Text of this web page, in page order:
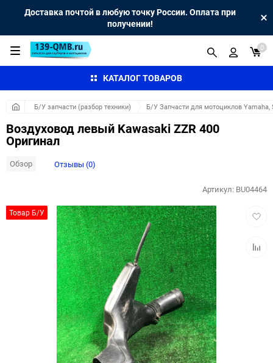
Доставка почтой в любую точку России. Оплата при
получении!
КАТАЛОГ ТОВАРОВ
0
Б/У запчасти (разбор техники) Б/У Запчасти для мотоциклов Yamaha,
Воздуховод левый Kawasaki ZZR 400
Оригинал
Обзор Отзывы (0)
Товар Б/У
Артикул: BU04464